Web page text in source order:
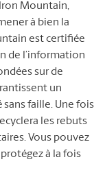
Mountain,
à bien la
est certifiée
de l’information
sur de
un
faille. Une fois
les rebuts
Vous pouvez
à la fois